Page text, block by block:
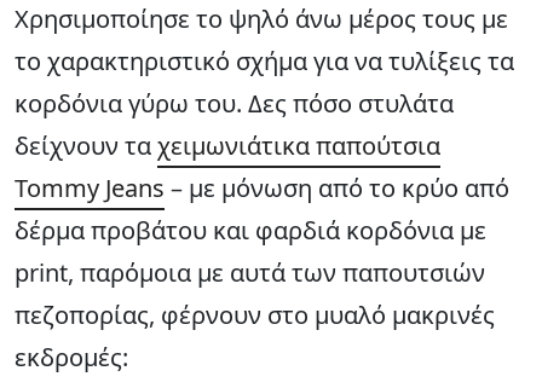
Χρησιμοποίησε το ψηλό άνω μέρος τους με
το χαρακτηριστικό σχήμα για να τυλίξεις τα
κορδόνια γύρω του. Δες πόσο στυλάτα
δείχνουν ταχειμωνιάτικα παπούτσια
Tommy Jeans – με μόνωση από το κρύο από
δέρμα προβάτου και φαρδιά κορδόνια με
print, παρόμοια με αυτά των παπουτσιών
πεζοπορίας, φέρνουν στο μυαλό μακρινές
εκδρομές: